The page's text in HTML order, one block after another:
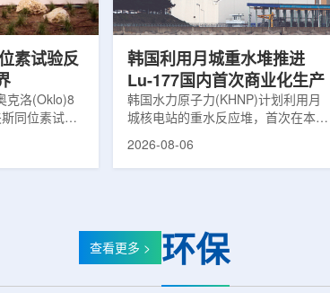
请，并完成7
床转化，应用
准定位，能实现动态适配、精准治
疗。设备运行平稳低噪，治疗控制软
素试验反
克洛(Oklo)8
同位素试验
下实现可控自
韩国利用月城重水堆推进
Lu-177国内首次商业化生产
韩国水力原子力(KHNP)计划利用月
城核电站的重水反应堆，首次在本土
生产用于癌症治疗的放射性同位素
元化的供应链并缩短运输时间。此次
计划的首要目标是实现镥-177的商业
2026-08-06
查看更多 > 环保